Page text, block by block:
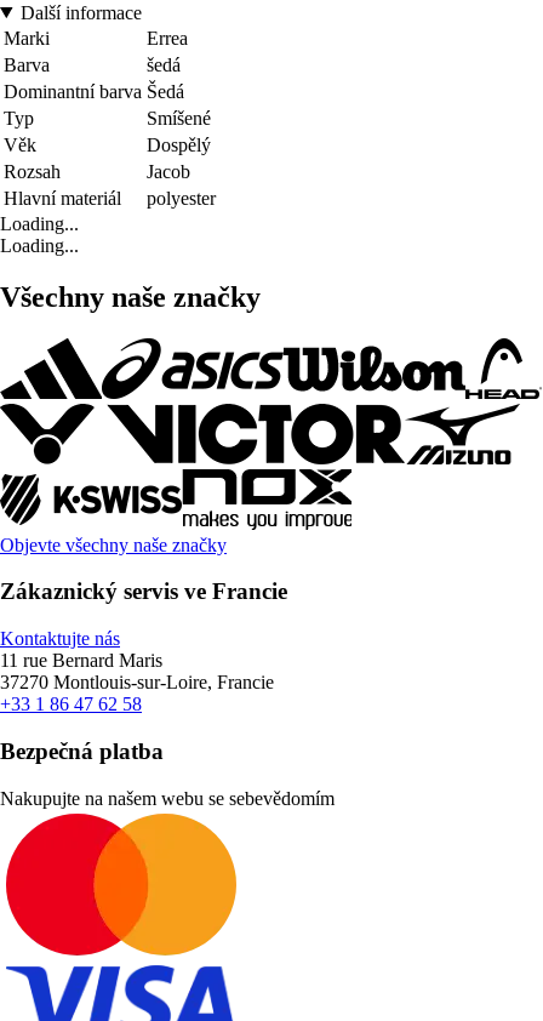
Další informace
Marki
Errea
Barva
šedá
Dominantní barva Šedá
Typ
Smíšené
Věk
Dospělý
Rozsah
Jacob
Hlavní materiál
polyester
Loading...
Loading...
Všechny naše značky
Objevte všechny naše značky
Zákaznický servis ve Francie
Kontaktujte nás
11 rue Bernard Maris
37270 Montlouis-sur-Loire, Francie
+33 1 86 47 62 58
Bezpečná platba
Nakupujte na našem webu se sebevědomím